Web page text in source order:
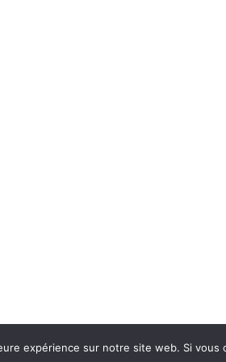
expérience sur notre site web. Si